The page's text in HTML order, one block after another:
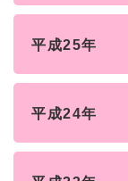
平成25年
平成24年